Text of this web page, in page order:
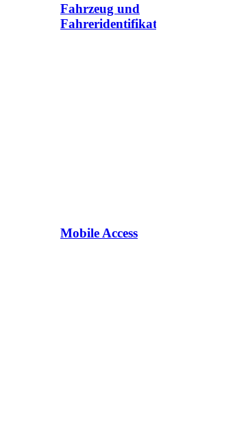
Fahrzeug und
Fahreridentifikation
Mobile Access